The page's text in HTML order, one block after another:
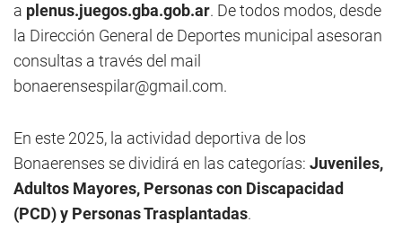
a plenus.juegos.gba.gob.ar. De todos modos, desde
la Dirección General de Deportes municipal asesoran
consultas a través del mail
bonaerensespilar@gmail.com.
En este 2025, la actividad deportiva de los
Bonaerenses se dividirá en las categorías: Juveniles,
Adultos Mayores, Personas con Discapacidad
(PCD) y Personas Trasplantadas.